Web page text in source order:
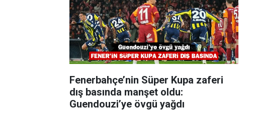
Fenerbahçe’nin Süper Kupa zaferi
dış basında manşet oldu:
Guendouzi’ye övgü yağdı